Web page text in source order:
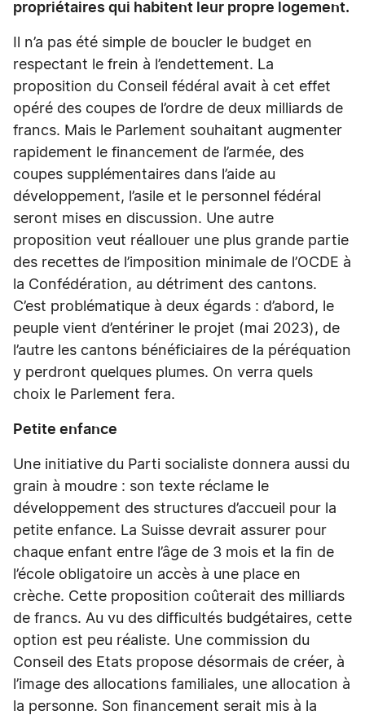
propriétaires qui habitent leur propre logement.
Il n’a pas été simple de boucler le budget en
respectant le frein à l’endettement. La
proposition du Conseil fédéral avait à cet effet
opéré des coupes de l’ordre de deux milliards de
francs. Mais le Parlement souhaitant augmenter
rapidement le financement de l’armée, des
coupes supplémentaires dans l’aide au
développement, l’asile et le personnel fédéral
seront mises en discussion. Une autre
proposition veut réallouer une plus grande partie
des recettes de l’imposition minimale de l’OCDE à
la Confédération, au détriment des cantons.
C’est problématique à deux égards : d’abord, le
peuple vient d’entériner le projet (mai 2023), de
l’autre les cantons bénéficiaires de la péréquation
y perdront quelques plumes. On verra quels
choix le Parlement fera.
Petite enfance
Une initiative du Parti socialiste donnera aussi du
grain à moudre : son texte réclame le
développement des structures d’accueil pour la
petite enfance. La Suisse devrait assurer pour
chaque enfant entre l’âge de 3 mois et la fin de
l’école obligatoire un accès à une place en
crèche. Cette proposition coûterait des milliards
de francs. Au vu des difficultés budgétaires, cette
option est peu réaliste. Une commission du
Conseil des Etats propose désormais de créer, à
l’image des allocations familiales, une allocation à
la personne. Son financement serait mis à la